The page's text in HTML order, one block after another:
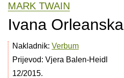
MARK TWAIN
Ivana Orleanska
Nakladnik: Verbum
Prijevod: Vjera Balen-Heidl
12/2015.